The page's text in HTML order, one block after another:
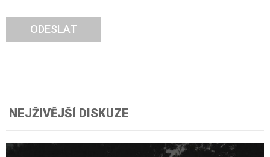
ODESLAT
NEJŽIVĚJŠÍ DISKUZE